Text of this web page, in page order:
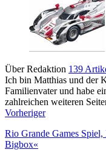
Über Redaktion 139
Ich bin Matthias und der
Familienvater und habe
zahlreichen weiteren
Vorheriger
Rio Grande Games
Bigbox«